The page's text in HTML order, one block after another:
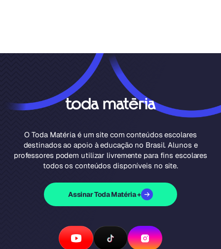
O Toda Matéria é um site com conteúdos escolares
destinados ao apoio à educação no Brasil. Alunos e
professores podem utilizar livremente para fins escolares
todos os conteúdos disponíveis no site.
Assinar Toda Matéria +